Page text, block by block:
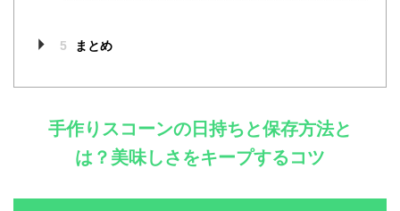
5 まとめ
手作りスコーンの日持ちと保存方法と
は？美味しさをキープするコツ